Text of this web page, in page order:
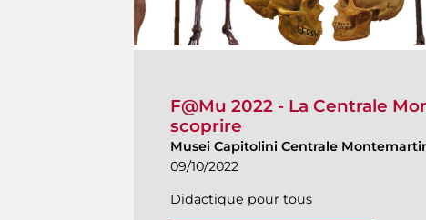
F@Mu 2022 - La Centrale
scoprire
Musei Capitolini Centrale
09/10/2022
Didactique pour tous